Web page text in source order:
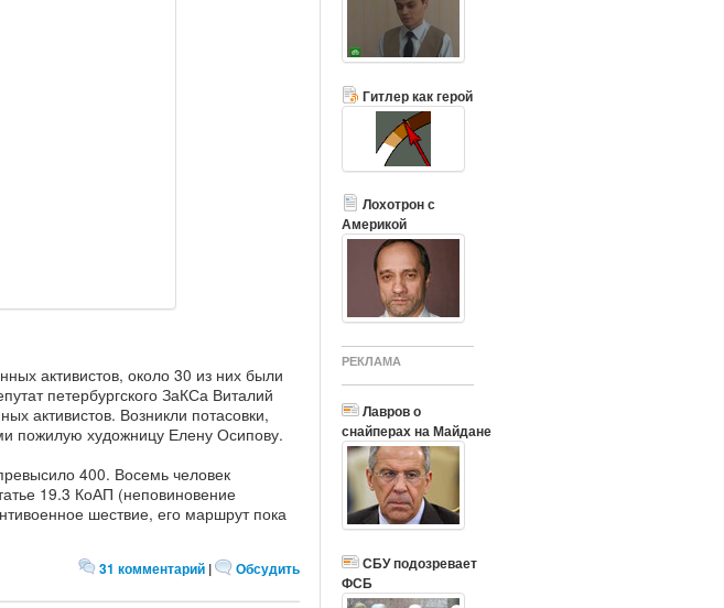
активистов, около 30 из них были
петербургского ЗаКСа Виталий
активистов. Возникли потасовки,
пожилую художницу Елену Осипову.
400. Восемь человек
19.3 КоАП (неповиновение
шествие, его маршрут пока
31 комментарий | Обсудить
Гитлер как герой
Лохотрон с
Америкой
РЕКЛАМА
Лавров о
снайперах на Майдане
СБУ подозревает
ФСБ